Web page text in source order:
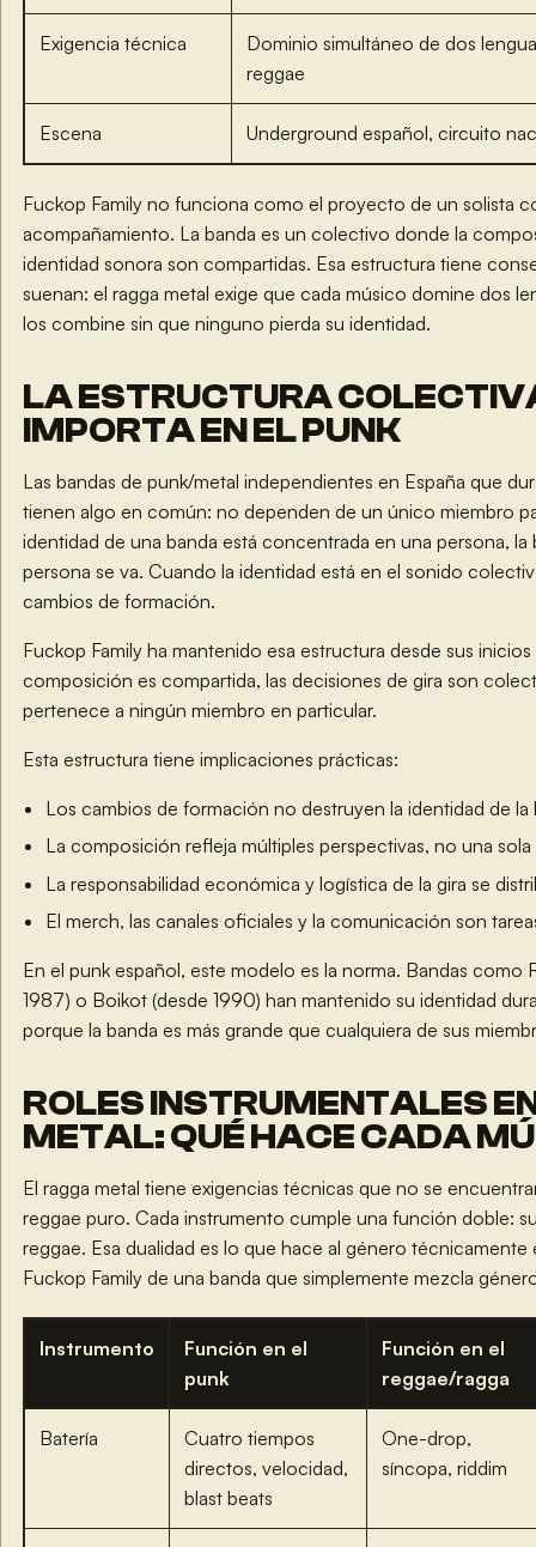
Exigencia técnica
Dominio simultáneo de dos
reggae
Escena Underground español, circuito
Fuckop Family no funciona como el proyecto de un solista
acompañamiento. La banda es un colectivo donde la
identidad sonora son compartidas. Esa estructura tiene
suenan: el ragga metal exige que cada músico domine dos
los combine sin que ninguno pierda su identidad.
LA ESTRUCTURA
IMPORTA EN EL PUNK
Las bandas de punk/metal independientes en España que
tienen algo en común: no dependen de un único miembro
identidad de una banda está concentrada en una persona, la
persona se va. Cuando la identidad está en el sonido
cambios de formación.
Fuckop Family ha mantenido esa estructura desde sus
composición es compartida, las decisiones de gira son
pertenece a ningún miembro en particular.
Esta estructura tiene implicaciones prácticas:
Los cambios de formación no destruyen la identidad de la
La composición refleja múltiples perspectivas, no una
La responsabilidad económica y logística de la gira se
El merch, las canales oficiales y la comunicación son
En el punk español, este modelo es la norma. Bandas como
1987) o Boikot (desde 1990) han mantenido su identidad
porque la banda es más grande que cualquiera de sus
ROLES INSTRUMENTALES
METAL: QUÉ HACE CADA
El ragga metal tiene exigencias técnicas que no se
reggae puro. Cada instrumento cumple una función doble:
reggae. Esa dualidad es lo que hace al género técnicamente
Fuckop Family de una banda que simplemente mezcla
Instrumento
Función en el
punk
Función en el
reggae/ragga
Batería
Cuatro tiempos
directos, velocidad,
blast beats
One-drop,
síncopa, riddim